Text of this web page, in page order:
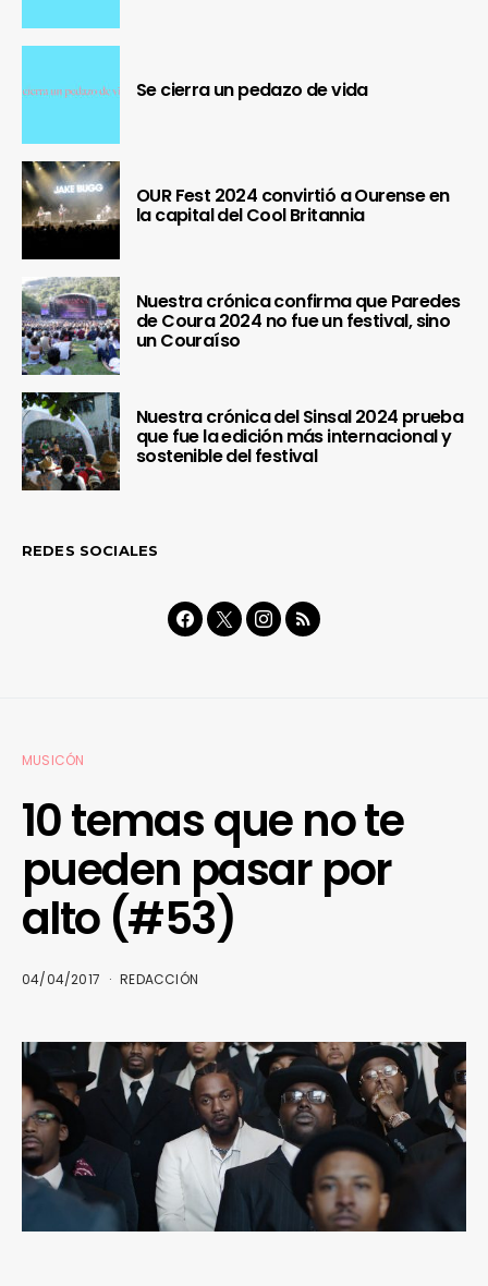
Se cierra un pedazo de vida
OUR Fest 2024 convirtió a Ourense en
la capital del Cool Britannia
Nuestra crónica confirma que Paredes
de Coura 2024 no fue un festival, sino
un Couraíso
Nuestra crónica del Sinsal 2024 prueba
que fue la edición más internacional y
sostenible del festival
REDES SOCIALES
MUSICÓN
10 temas que no te
pueden pasar por
alto (#53)
04/04/2017 REDACCIÓN